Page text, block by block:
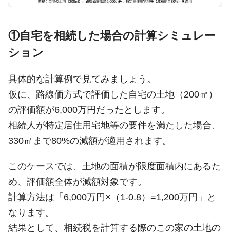
①自宅を相続した場合の計算シミュレー
ション
具体的な計算例で見てみましょう。
仮に、路線価方式で評価した自宅の土地（200㎡）
の評価額が6,000万円だったとします。
相続人が特定居住用宅地等の要件を満たした場合、
330㎡まで80%の減額が適用されます。
このケースでは、土地の面積が限度面積内にあるた
め、評価額全体が減額対象です。
計算方法は「6,000万円×（1-0.8）=1,200万円」と
なります。
結果として、相続税を計算する際のこの家の土地の